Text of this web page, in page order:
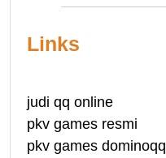
Links
judi qq online
pkv games resmi
pkv games dominoqq